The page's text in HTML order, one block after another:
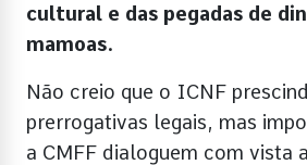
cultural e das pegadas de
mamoas.
Não creio que o ICNF
prerrogativas legais, mas
a CMFF dialoguem com vista